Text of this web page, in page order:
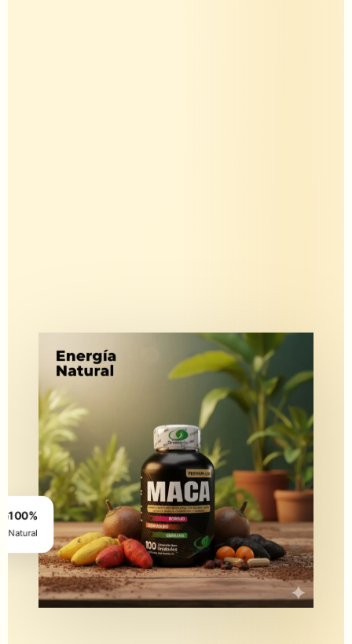
100%
Natural